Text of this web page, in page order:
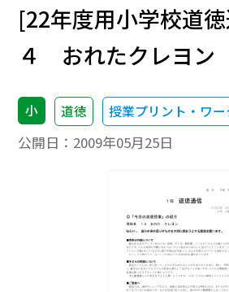
[22年度用小学校道
４ おれたクレヨン
小 道徳 授業プリント・ワー
公開日： 2009年05月25日